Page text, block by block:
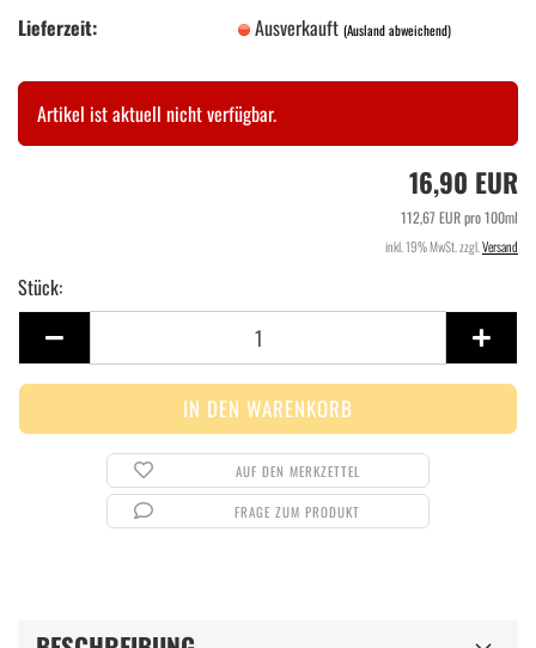
Lieferzeit:
Ausverkauft(Ausland abweichend)
Artikel ist aktuell nicht verfügbar.
16,90 EUR
112,67 EUR pro 100ml
inkl. 19% MwSt. zzgl. Versand
Stück:
Stück
AUF DEN MERKZETTEL
FRAGE ZUM PRODUKT